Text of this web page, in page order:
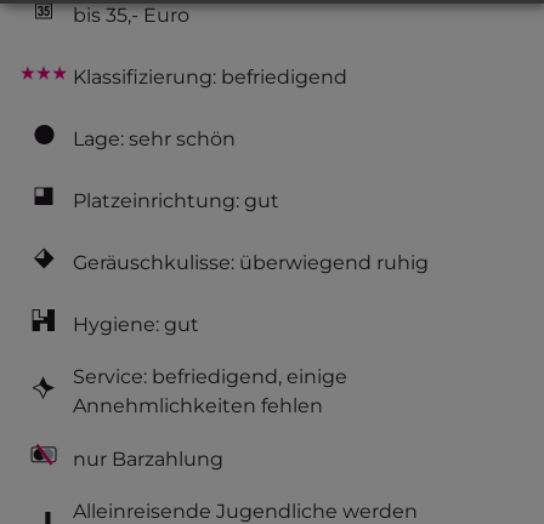
bis 35,- Euro
Klassifizierung: befriedigend
Lage: sehr schön
Platzeinrichtung: gut
Geräuschkulisse: überwiegend ruhig
Hygiene: gut
Service: befriedigend, einige
Annehmlichkeiten fehlen
nur Barzahlung
Alleinreisende Jugendliche werden